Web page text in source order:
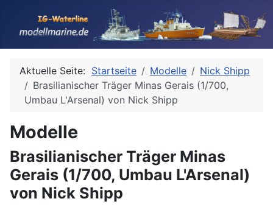
Aktuelle Seite: Startseite Modelle
Nick Shipp
Brasilianischer Träger Minas Gerais (1/700,
Umbau L'Arsenal) von Nick Shipp
Modelle
Brasilianischer Träger Minas
Gerais (1/700, Umbau L'Arsenal)
von Nick Shipp